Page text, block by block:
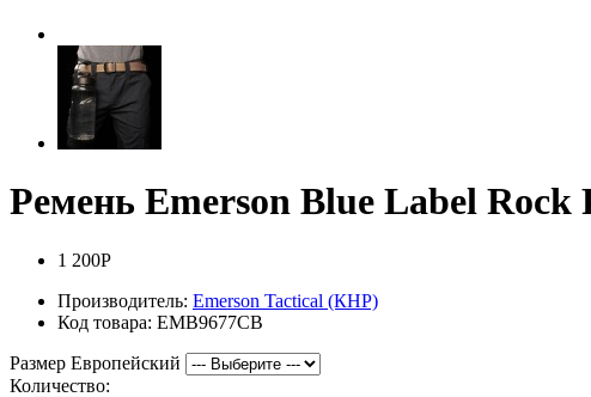
Ремень Emerson Blue Label
1 200Р
Производитель: Emerson Tactical (КНР)
Код товара: EMB9677CB
Размер Европейский
Количество: